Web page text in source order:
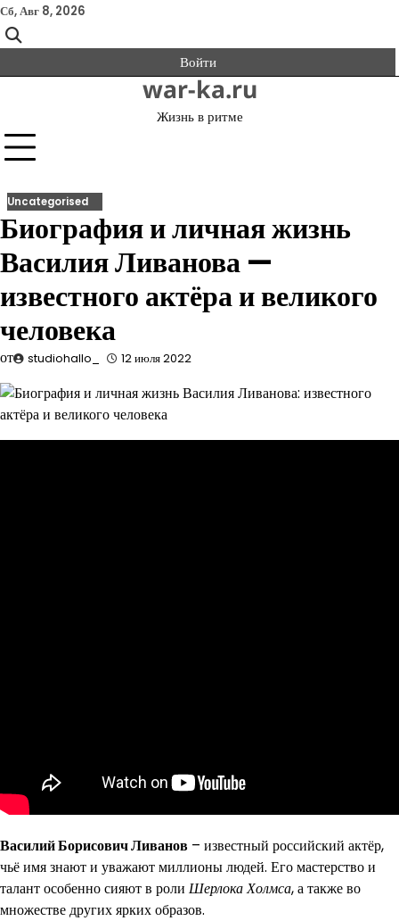
Перейти
к
содержимому
Сб, Авг 8, 2026
Войти
war-ka.ru
Жизнь в ритме
Uncategorised
Биография и личная жизнь
Василия Ливанова —
известного актёра и великого
человека
от studiohallo_ 12 июля 2022
Василий Борисович Ливанов – известный российский актёр,
чьё имя знают и уважают миллионы людей. Его мастерство и
талант особенно сияют в роли Шерлока Холмса, а также во
множестве других ярких образов.